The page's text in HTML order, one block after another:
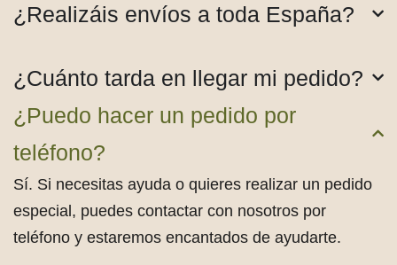
¿Realizáis envíos a toda España?
¿Cuánto tarda en llegar mi pedido?
¿Puedo hacer un pedido por
teléfono?
Sí. Si necesitas ayuda o quieres realizar un pedido
especial, puedes contactar con nosotros por
teléfono y estaremos encantados de ayudarte.